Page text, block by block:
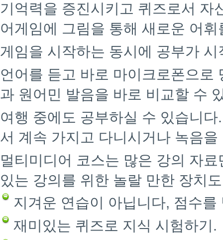
기억력을 증진시키고 퀴즈로서 자
어게임에 그림을 통해 새로운 어
게임을 시작하는 동시에 공부가 시
언어를 듣고 바로 마이크로폰으로
과 원어민 발음을 바로 비교할 수
여행 중에도 공부하실 수 있습니
서 계속 가지고 다니시거나 녹음
멀티미디어 코스는 많은 강의 자
있는 강의를 위한 놀랄 만한 장치
지겨운 연습이 아닙니다, 점수
재미있는 퀴즈로 지식 시험하기.